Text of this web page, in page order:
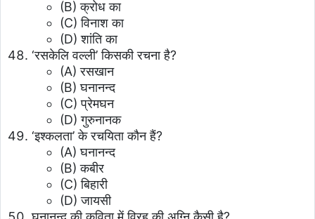
(B) क्रोध का
(C) विनाश का
(D) शांति का
‘रसकेलि वल्ली’ किसकी रचना है?
(A) रसखान
(B) घनानन्द
(C) प्रेमघन
(D) गुरुनानक
‘इश्कलता’ के रचयिता कौन हैं?
(A) घनानन्द
(B) कबीर
(C) बिहारी
(D) जायसी